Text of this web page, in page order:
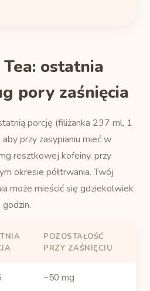
ostatnia
pory zaśnięcia
porcję (filiżanka 237 ml, 1
przy zasypianiu mieć w
resztkowej kofeiny, przy
okresie półtrwania. Twój
może mieścić się gdziekolwiek
POZOSTAŁOŚĆ
PRZY ZAŚNIĘCIU
~50 mg